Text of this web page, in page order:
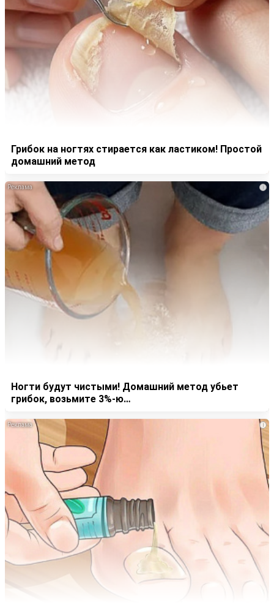
Грибок на ногтях стирается как ластиком! Простой
домашний метод
i
Ногти будут чистыми! Домашний метод убьет
грибок, возьмите 3%-ю…
i